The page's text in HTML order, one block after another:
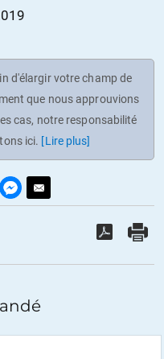
d'élargir votre champ de
que nous approuvions
cas, notre responsabilité
ici. [Lire plus]